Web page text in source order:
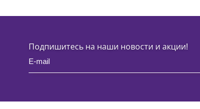
Подпишитесь на наши новости и акции!